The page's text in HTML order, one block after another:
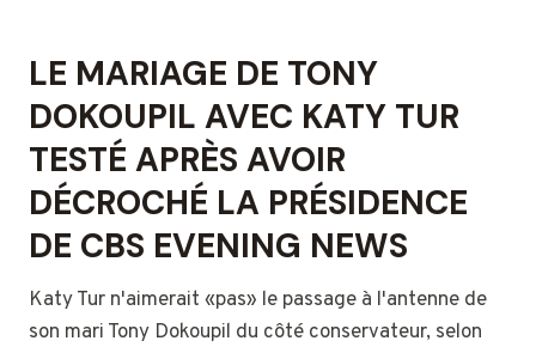
LE MARIAGE DE TONY
DOKOUPIL AVEC KATY TUR
TESTÉ APRÈS AVOIR
DÉCROCHÉ LA PRÉSIDENCE
DE CBS EVENING NEWS
Katy Tur n'aimerait «pas» le passage à l'antenne de
son mari Tony Dokoupil du côté conservateur, selon